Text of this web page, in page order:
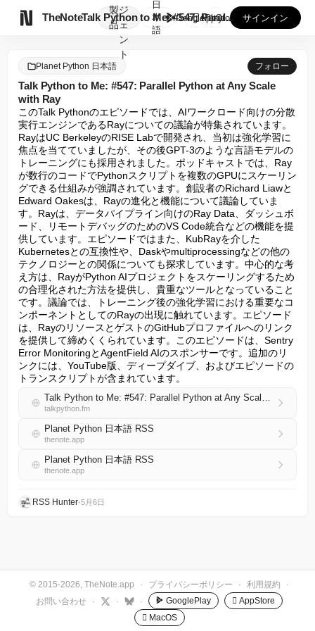
TheNote
製
品
ジ
ェ
ン
ト
Talk Python to Me: #547: Paral...
日
本
語
GooglePlay
AppStore サインイン
Planet Python 日本語 フォロー
Talk Python to Me: #547: Parallel Python at Any Scale
with Ray
このTalk Pythonのエピソードでは、AIワークロード向けの分散
実行エンジンであるRayについての議論が特集されています。
RayはUC BerkeleyのRISE Labで開発され、当初は強化学習に
焦点を当てていましたが、その後GPT-3のような言語モデルの
トレーニングにも採用されました。ポッドキャストでは、Ray
が数行のコードでPythonスクリプトを複数のGPUにスケーリン
グできる仕組みが強調されています。創設者のRichard Liawと
Edward Oakesは、Rayの進化と機能について議論していま
す。Rayは、データパイプライン向けのRay Data、ダッシュボ
ード、リモートデバッグのためのVS Code統合などの機能を提
供しています。エピソードではまた、KubRayを介した
Kubernetesとの互換性や、Daskやmultiprocessingなどの他の
テクノロジーとの関係についても探求しています。中心的な考
え方は、RayがPython AIプロジェクトをスケーリングするため
の合理化された方法を提供し、貴重なツールとなっていること
です。議論では、トレーニング後の強化学習における重要なコ
ンポーネントとしてのRayの出現に触れています。エピソード
は、RayのリソースとゲストのGitHubプロファイルへのリンク
を提供して締めくくられています。このエピソードは、Sentry
Error MonitoringとAgentField AIのスポンサーです。追加のリ
ンクには、YouTube版、ディープダイブ、およびエピソードの
トランスクリプトが含まれています。
Talk Python to Me: #547: Parallel Python at Any Scale with Ray
talkpython.fm
Planet Python 日本語 RSS
thenote.app
Planet Python 日本語 RSS
thenote.app
RSS Hunter•5月6日
© 2015-2026, TheNote.app · プライバシーポリシー · 利用規約
·
お問い合わせ
· · · GooglePlay
 AppStore
 MacOS